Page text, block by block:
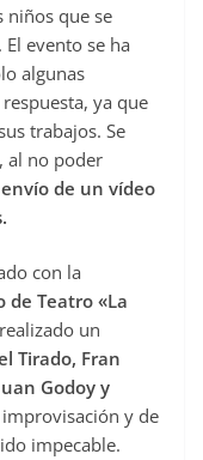
niños que se
evento se ha
algunas
ya que
trabajos. Se
al no poder
de un vídeo
con la
de Teatro «La
un
Tirado, Fran
Godoy y
y de
impecable.